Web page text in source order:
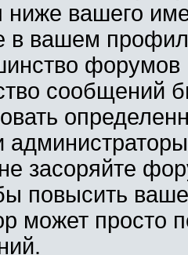
ниже вашего
в вашем
форумов
сообщений
засоряйте
повысить
может просто